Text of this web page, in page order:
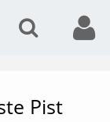
Pist